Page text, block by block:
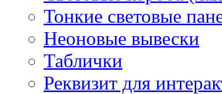
Тонкие световые
Неоновые вывески
Таблички
Реквизит для